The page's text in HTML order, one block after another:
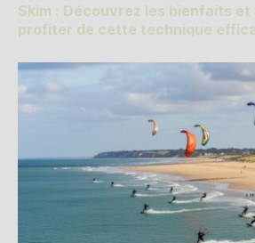
Skim : Découvrez les bienfaits
profiter de cette technique